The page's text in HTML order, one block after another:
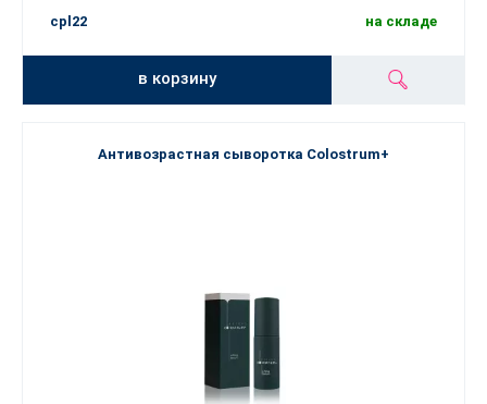
cpl22 на складе
в корзину
Антивозрастная сыворотка Colostrum+